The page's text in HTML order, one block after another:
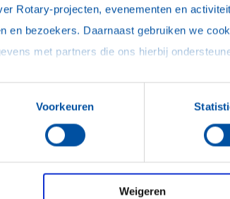
Rotary-projecten, evenementen en
en bezoekers. Daarnaast gebruiken we
Voorkeuren
Weigeren